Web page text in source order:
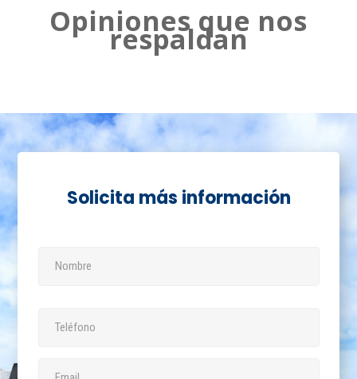
Opiniones que nos
respaldan
Solicita más información